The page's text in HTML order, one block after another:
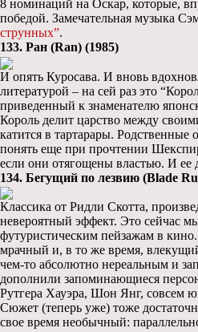
8 номинаций на Оскар, которые,
победой. Замечательная музыка
струнных”.
133. Ран (Ran) (1985)
И опять Куросава. И вновь
литературой – на сей раз это
приведенный к знаменателю
Король делит царство между
катится в тартарары.
понять еще при прочтении
если они отягощены властью. И ее
134. Бегущий по лезвию (Blade
Классика от Ридли Скотта,
невероятный эффект. Это сейчас
футуристическим пейзажам в
мрачный и, в то же время,
чем-то абсолютно нереальным и
дополнили запоминающиеся
Рутгера Хауэра, Шон Янг, совсем
Сюжет (теперь уже) тоже
свое время необычный: